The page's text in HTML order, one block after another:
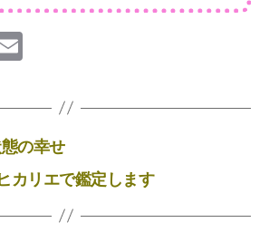
ail
の幸せ
カリエで鑑定します